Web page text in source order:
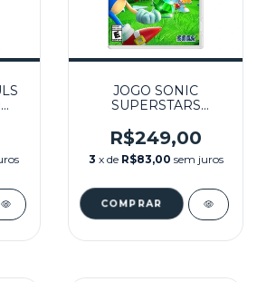
JOGO SONIC
SUPERSTARS
NINTENDO SWITCH
R$249,00
3 x de R$83,00 sem juros